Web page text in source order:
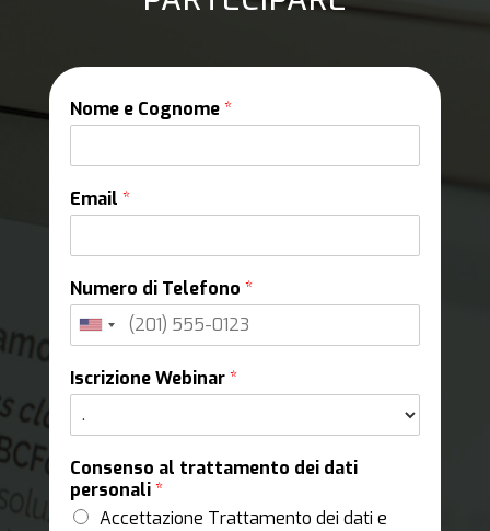
Nome e Cognome*
Email *
Numero di Telefono *
Iscrizione Webinar*
Consenso al trattamento dei dati
personali*
Accettazione Trattamento dei dati e